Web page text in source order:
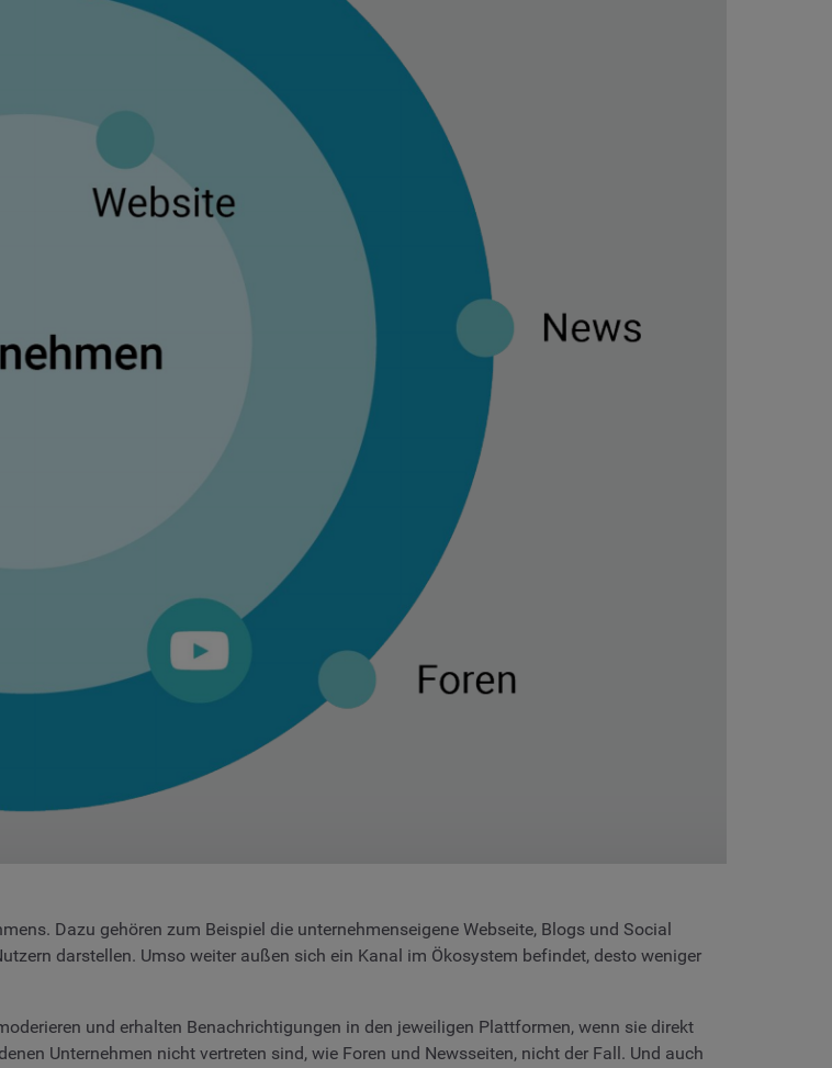
Dazu gehören zum Beispiel die unternehmenseigene Webseite, Blogs und Social
darstellen. Umso weiter außen sich ein Kanal im Ökosystem befindet, desto weniger
und erhalten Benachrichtigungen in den jeweiligen Plattformen, wenn sie direkt
Unternehmen nicht vertreten sind, wie Foren und Newsseiten, nicht der Fall. Und auch